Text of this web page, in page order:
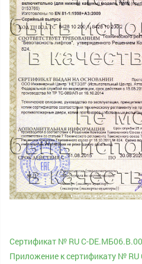
Сертификат № RU С-
Приложение к сертификату №